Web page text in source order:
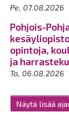
Pe, 07.08.2026
Pohjois-
opintoja,
ja
To, 06.08.2026
Näytä lisää